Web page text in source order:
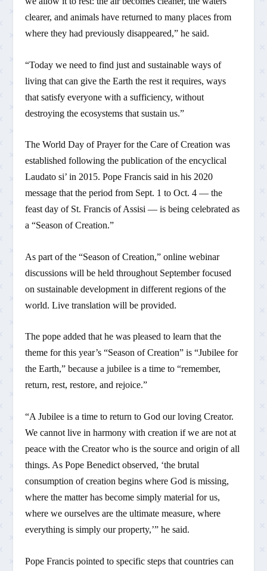
clearer, and animals have returned to many places from
where they had previously disappeared,” he said.
“Today we need to find just and sustainable ways of
living that can give the Earth the rest it requires, ways
that satisfy everyone with a sufficiency, without
destroying the ecosystems that sustain us.”
The World Day of Prayer for the Care of Creation was
established following the publication of the encyclical
Laudato si’ in 2015. Pope Francis said in his 2020
message that the period from Sept. 1 to Oct. 4 — the
feast day of St. Francis of Assisi — is being celebrated as
a “Season of Creation.”
As part of the “Season of Creation,” online webinar
discussions will be held throughout September focused
on sustainable development in different regions of the
world. Live translation will be provided.
The pope added that he was pleased to learn that the
theme for this year’s “Season of Creation” is “Jubilee for
the Earth,” because a jubilee is a time to “remember,
return, rest, restore, and rejoice.”
“A Jubilee is a time to return to God our loving Creator.
We cannot live in harmony with creation if we are not at
peace with the Creator who is the source and origin of all
things. As Pope Benedict observed, ‘the brutal
consumption of creation begins where God is missing,
where the matter has become simply material for us,
where we ourselves are the ultimate measure, where
everything is simply our property,’” he said.
Pope Francis pointed to specific steps that countries can